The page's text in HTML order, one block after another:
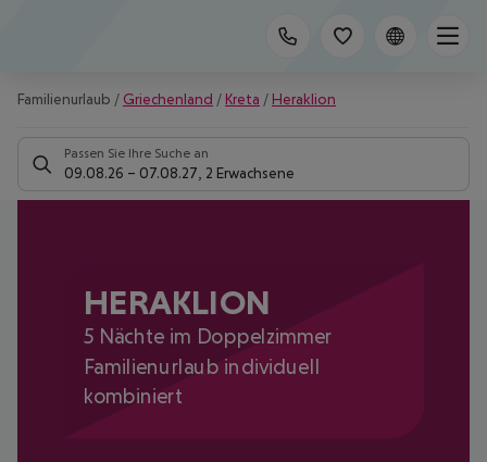
Familienurlaub / Griechenland / Kreta / Heraklion
Passen Sie Ihre Suche an
09.08.26 – 07.08.27 2 Erwachsene
HERAKLION
5 Nächte im Doppelzimmer
Familienurlaub individuell
kombiniert